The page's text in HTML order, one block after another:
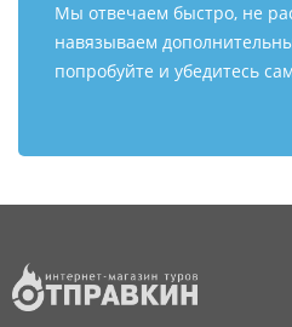
Мы отвечаем быстро, не
навязываем
попробуйте и убедитесь